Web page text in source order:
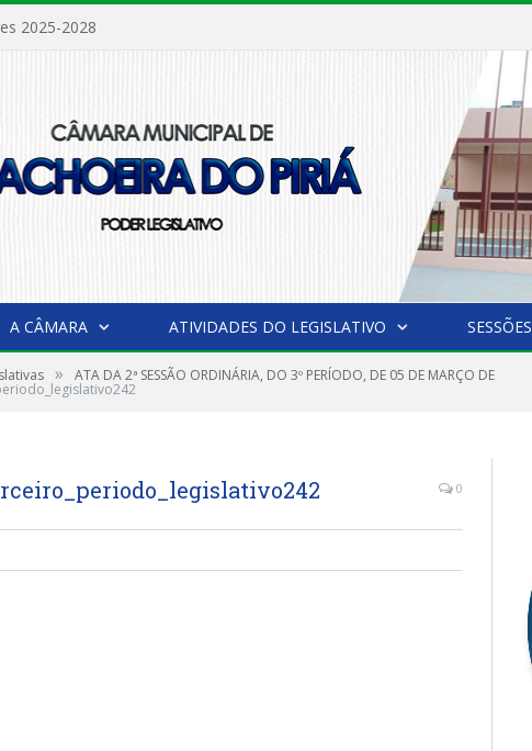
2025-2028
A CÂMARA ATIVIDADES DO LEGISLATIVO SESSÕES
» ATA DA 2ª SESSÃO ORDINÁRIA, DO 3º PERÍODO, DE 05 DE MARÇO DE
0